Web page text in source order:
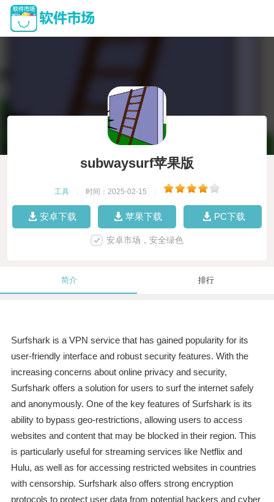
subwaysurf苹果版
工具 时间：2025-02-15
安卓下载 苹果下载 PC下载
安卓市场，安全绿色
简介 排行
Surfshark is a VPN service that has gained popularity for its
user-friendly interface and robust security features. With the
increasing concerns about online privacy and security,
Surfshark offers a solution for users to surf the internet safely
and anonymously. One of the key features of Surfshark is its
ability to bypass geo-restrictions, allowing users to access
websites and content that may be blocked in their region. This
is particularly useful for streaming services like Netflix and
Hulu, as well as for accessing restricted websites in countries
with censorship. Surfshark also offers strong encryption
protocols to protect user data from potential hackers and cyber